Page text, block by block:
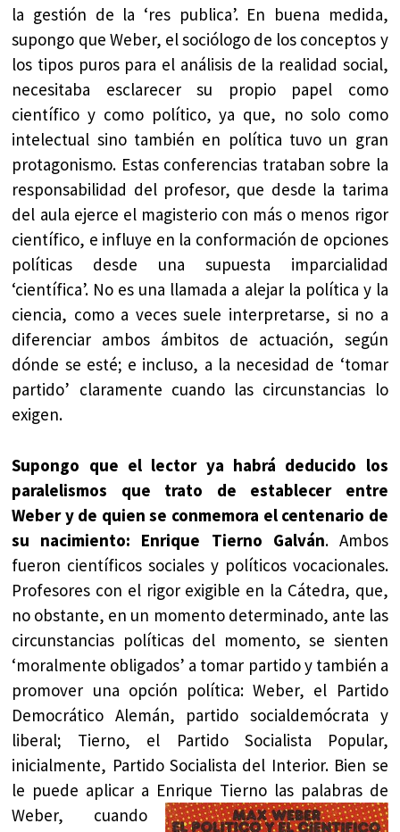
la gestión de la ‘res publica’. En buena medida,
supongo que Weber, el sociólogo de los conceptos y
los tipos puros para el análisis de la realidad social,
necesitaba esclarecer su propio papel como
científico y como político, ya que, no solo como
intelectual sino también en política tuvo un gran
protagonismo. Estas conferencias trataban sobre la
responsabilidad del profesor, que desde la tarima
del aula ejerce el magisterio con más o menos rigor
científico, e influye en la conformación de opciones
políticas desde una supuesta imparcialidad
‘científica’. No es una llamada a alejar la política y la
ciencia, como a veces suele interpretarse, si no a
diferenciar ambos ámbitos de actuación, según
dónde se esté; e incluso, a la necesidad de ‘tomar
partido’ claramente cuando las circunstancias lo
exigen.
Supongo que el lector ya habrá deducido los
paralelismos que trato de establecer entre
Weber y de quien se conmemora el centenario de
su nacimiento: Enrique Tierno Galván. Ambos
fueron científicos sociales y políticos vocacionales.
Profesores con el rigor exigible en la Cátedra, que,
no obstante, en un momento determinado, ante las
circunstancias políticas del momento, se sienten
‘moralmente obligados’ a tomar partido y también a
promover una opción política: Weber, el Partido
Democrático Alemán, partido socialdemócrata y
liberal; Tierno, el Partido Socialista Popular,
inicialmente, Partido Socialista del Interior. Bien se
le puede aplicar a Enrique Tierno las palabras de
Weber, cuando